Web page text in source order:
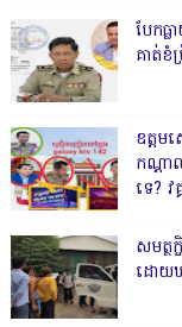
បែកធ្
គាត់ខំ
ឧត្តម
កណ្តា
ទេ? វ
សមត្ថ
ដោយឃ